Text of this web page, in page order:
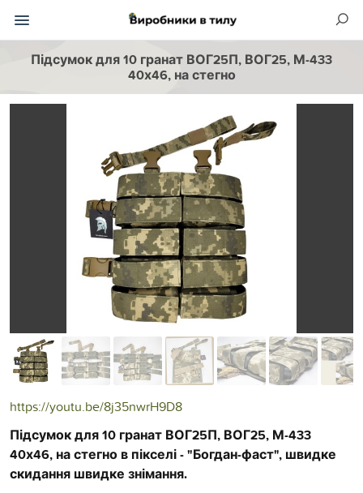
Підсумок для 10 гранат ВОГ25П, ВОГ25, М-433
40х46, на стегно
https://youtu.be/8j35nwrH9D8
Підсумок для 10 гранат ВОГ25П, ВОГ25, М-433
40х46, на стегно в пікселі - "Богдан-фаст", швидке
скидання швидке знімання.